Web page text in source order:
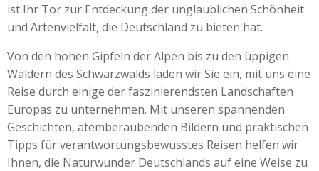
ist Ihr Tor zur Entdeckung der unglaublichen Schönheit
und Artenvielfalt, die Deutschland zu bieten hat.
Von den hohen Gipfeln der Alpen bis zu den üppigen
Wäldern des Schwarzwalds laden wir Sie ein, mit uns eine
Reise durch einige der faszinierendsten Landschaften
Europas zu unternehmen. Mit unseren spannenden
Geschichten, atemberaubenden Bildern und praktischen
Tipps für verantwortungsbewusstes Reisen helfen wir
Ihnen, die Naturwunder Deutschlands auf eine Weise zu